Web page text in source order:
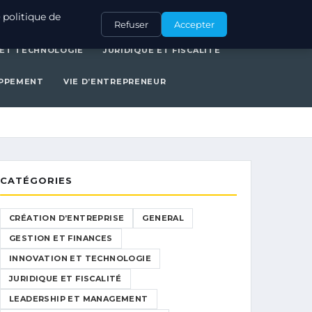
GESTION ET FINANCESINNOVATION ET TECHNOLOGIE
TECHNOLOGIE JURIDIQUE ET FISCALITÉ
VIE D’ENTREPRENEUR
CATÉGORIES
CRÉATION D’ENTREPRISE GENERAL
GESTION ET FINANCES
INNOVATION ET TECHNOLOGIE
JURIDIQUE ET FISCALITÉ
LEADERSHIP ET MANAGEMENT
politique de
Refuser Accepter